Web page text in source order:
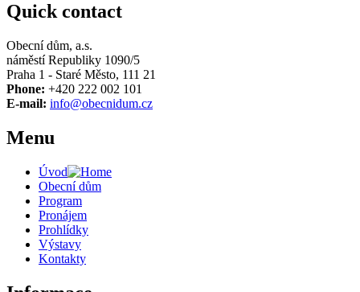
Quick contact
Obecní dům, a.s.
náměstí Republiky 1090/5
Praha 1 - Staré Město, 111 21
Phone: +420 222 002 101
E-mail: info@obecnidum.cz
Menu
Úvod
Obecní dům
Program
Pronájem
Prohlídky
Výstavy
Kontakty